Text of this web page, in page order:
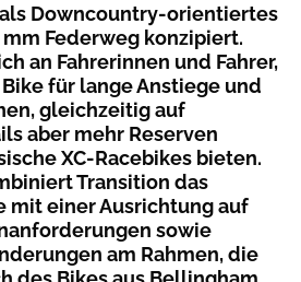
als Downcountry-orientiertes
Federweg konzipiert.
an Fahrerinnen und Fahrer,
für lange Anstiege und
gleichzeitig auf
aber mehr Reserven
XC-Racebikes bieten.
Transition das
mit einer Ausrichtung auf
sowie
am Rahmen, die